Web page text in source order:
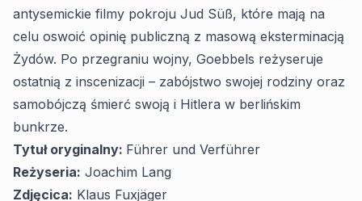
antysemickie filmy pokroju Jud Süß, które mają na
celu oswoić opinię publiczną z masową eksterminacją
Żydów. Po przegraniu wojny, Goebbels reżyseruje
ostatnią z inscenizacji – zabójstwo swojej rodziny oraz
samobójczą śmierć swoją i Hitlera w berlińskim
bunkrze.
Tytuł oryginalny: Führer und Verführer
Reżyseria: Joachim Lang
Zdjęcica: Klaus Fuxjäger